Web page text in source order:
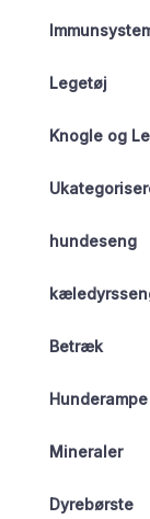
Legetøj
Knogle og
hundeseng
Betræk
Mineraler
Dyrebørste